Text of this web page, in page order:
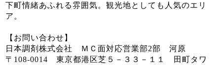
下町情緒あふれる雰囲気。観光地としても人気のエリ
ア。
【お問い合わせ】
日本調剤株式会社 ＭＣ面対応営業部2部 河原
〒108-0014 東京都港区芝５－３３－１１ 田町タワ